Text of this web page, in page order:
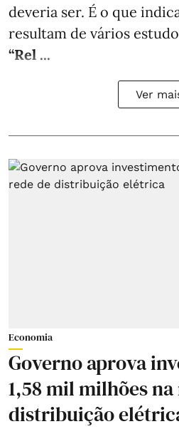
deveria ser. É o que
resultam de vários
“Rel ...
Ver
Economia
Governo aprova
1,58 mil milhões
distribuição